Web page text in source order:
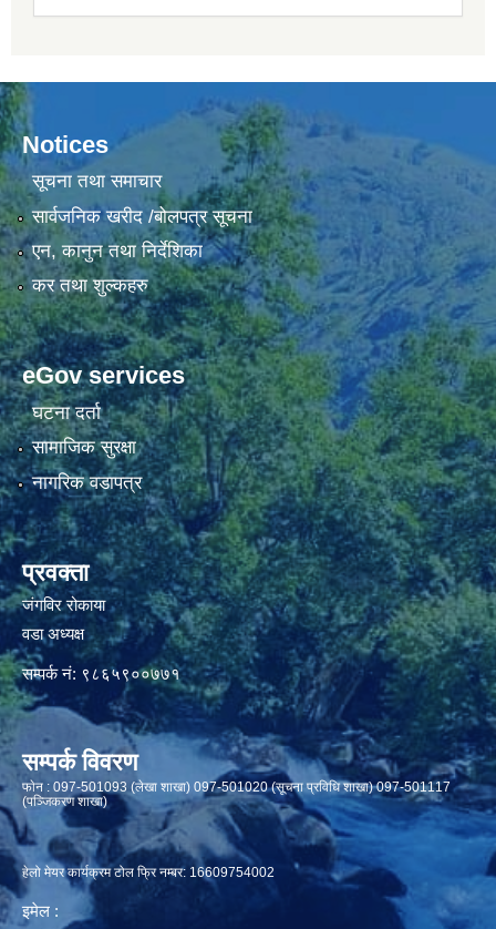
Notices
सूचना तथा समाचार
सार्वजनिक खरीद /बोलपत्र सूचना
एन, कानुन तथा निर्देशिका
कर तथा शुल्कहरु
eGov services
घटना दर्ता
सामाजिक सुरक्षा
नागरिक वडापत्र
प्रवक्ता
जंगविर रोकाया
वडा अध्यक्ष
सम्पर्क नं: ९८६५९००७७१
सम्पर्क विवरण
फाेन : 097-501093 (लेखा शाखा) 097-501020 (सूचना प्रविधि शाखा) 097-501117
(पञ्जिकरण शाखा)
हेलो मेयर कार्यक्रम टोल फ्रि नम्बर: 16609754002
इमेल :